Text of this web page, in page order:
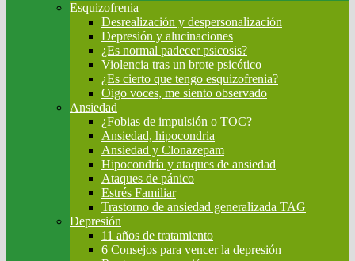
Esquizofrenia
Desrealización y despersonalización
Depresión y alucinaciones
¿Es normal padecer psicosis?
Violencia tras un brote psicótico
¿Es cierto que tengo esquizofrenia?
Oigo voces, me siento observado
Ansiedad
¿Fobias de impulsión o TOC?
Ansiedad, hipocondria
Ansiedad y Clonazepam
Hipocondría y ataques de ansiedad
Ataques de pánico
Estrés Familiar
Trastorno de ansiedad generalizada TAG
Depresión
11 años de tratamiento
6 Consejos para vencer la depresión